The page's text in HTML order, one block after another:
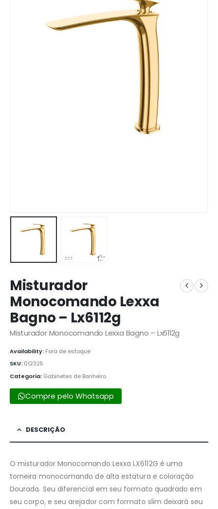
Misturador
Monocomando Lexxa
Bagno – Lx6112g
Misturador Monocomando Lexxa Bagno – Lx6112g
Availability: Fora de estoque
SKU: 012325
Categoria: Gabinetes de Banheiro
Compre pelo Whatsapp
DESCRIÇÃO
O misturador Monocomando Lexxa LX6112G é uma
torneira monocomando de alta estatura e coloração
Dourada. Seu diferencial em seu formato quadrado em
seu corpo, e seu arejador com formato slim deixará seu